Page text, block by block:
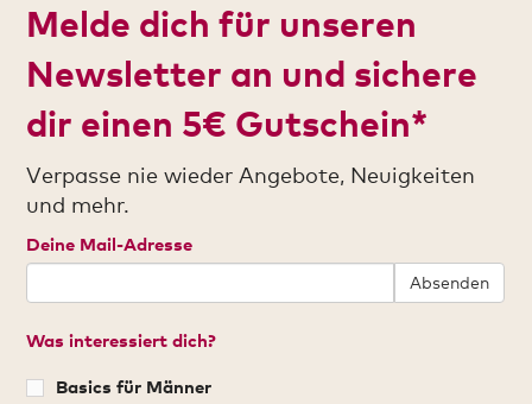
Melde dich für unseren
Newsletter an und sichere
dir einen 5€ Gutschein*
Verpasse nie wieder Angebote, Neuigkeiten
und mehr.
Deine Mail-Adresse
Absenden
Was interessiert dich?
Basics für Männer